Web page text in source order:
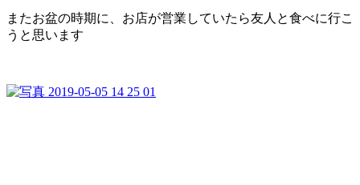
またお盆の時期に、お店が営業していたら友人と食べに行こ
うと思います